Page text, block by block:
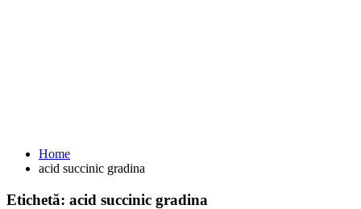
Home
acid succinic gradina
Etichetă: acid succinic gradina